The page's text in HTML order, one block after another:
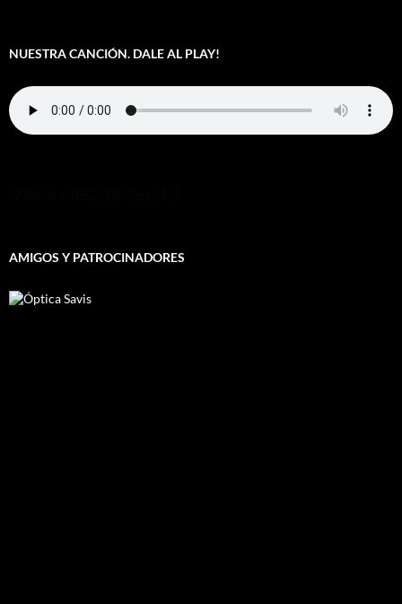
NUESTRA CANCIÓN. DALE AL PLAY!
AMIGOS Y PATROCINADORES